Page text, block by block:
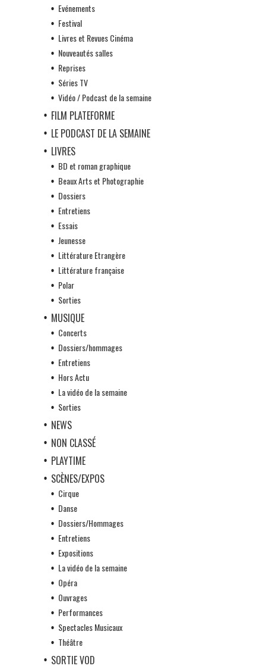
Evénements
Festival
Livres et Revues Cinéma
Nouveautés salles
Reprises
Séries TV
Vidéo / Podcast de la semaine
FILM PLATEFORME
LE PODCAST DE LA SEMAINE
LIVRES
BD et roman graphique
Beaux Arts et Photographie
Dossiers
Entretiens
Essais
Jeunesse
Littérature Etrangère
Littérature française
Polar
Sorties
MUSIQUE
Concerts
Dossiers/hommages
Entretiens
Hors Actu
La vidéo de la semaine
Sorties
NEWS
NON CLASSÉ
PLAYTIME
SCÈNES/EXPOS
Cirque
Danse
Dossiers/Hommages
Entretiens
Expositions
La vidéo de la semaine
Opéra
Ouvrages
Performances
Spectacles Musicaux
Théâtre
SORTIE VOD